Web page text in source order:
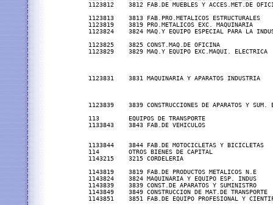
1123812    3812 FAB.DE MUEBLES Y ACCES.MET.DE
1123813    3813 FAB.PRO.METALICOS
1123819    3819 PRO.METALICOS EXC.
1123824    3824 MAQ.Y EQUIPO ESPECIAL PARA LA
1123825    3825 CONST.MAQ.DE OFICINA
1123829    3829 MAQ.Y EQUIPO EXC.MAQUI.
1123831    3831 MAQUINARIA Y APARATOS
1123839    3839 CONSTRUCCIONES DE APARATOS Y
113        EQUIPOS DE TRANSPORTE
1133843    3843 FAB.DE VEHICULOS
1133844    3844 FAB.DE MOTOCICLETAS Y
114        OTROS BIENES DE CAPITAL
1143215    3215 CORDELERIA
1143819    3819 FAB.DE PRODUCTOS METALICOS
1143824    3824 MAQUINARIA Y EQUIPO ESP.
1143839    3839 CONST.DE APARATOS Y
1143849    3849 CONSTRUCCION DE MAT.DE
1143851    3851 FAB.DE EQUIPO PROFESIONAL Y